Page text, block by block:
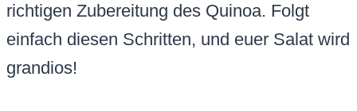
richtigen Zubereitung des Quinoa. Folgt
einfach diesen Schritten, und euer Salat wird
grandios!